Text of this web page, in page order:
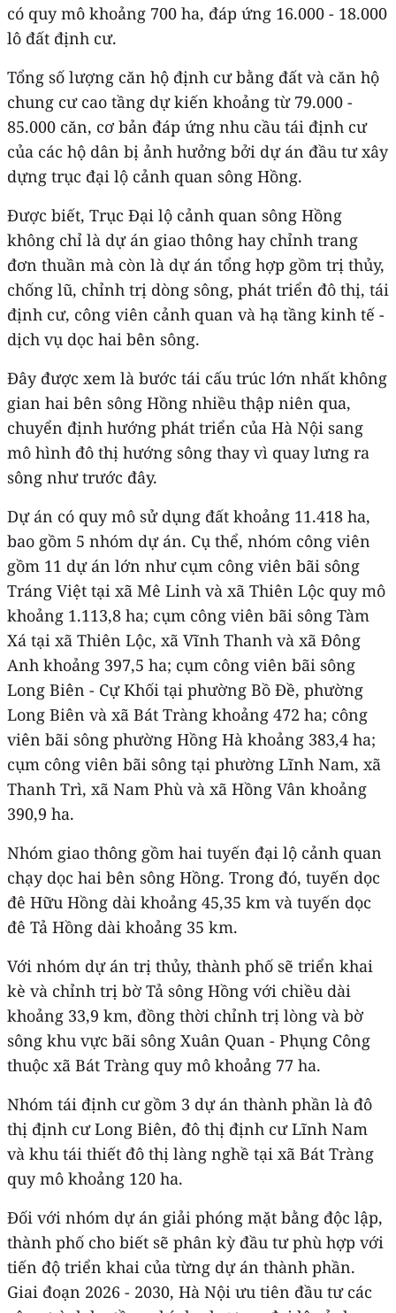
có quy mô khoảng 700 ha, đáp ứng 16.000 - 18.000
lô đất định cư.
Tổng số lượng căn hộ định cư bằng đất và căn hộ
chung cư cao tầng dự kiến khoảng từ 79.000 -
85.000 căn, cơ bản đáp ứng nhu cầu tái định cư
của các hộ dân bị ảnh hưởng bởi dự án đầu tư xây
dựng trục đại lộ cảnh quan sông Hồng.
Được biết, Trục Đại lộ cảnh quan sông Hồng
không chỉ là dự án giao thông hay chỉnh trang
đơn thuần mà còn là dự án tổng hợp gồm trị thủy,
chống lũ, chỉnh trị dòng sông, phát triển đô thị, tái
định cư, công viên cảnh quan và hạ tầng kinh tế -
dịch vụ dọc hai bên sông.
Đây được xem là bước tái cấu trúc lớn nhất không
gian hai bên sông Hồng nhiều thập niên qua,
chuyển định hướng phát triển của Hà Nội sang
mô hình đô thị hướng sông thay vì quay lưng ra
sông như trước đây.
Dự án có quy mô sử dụng đất khoảng 11.418 ha,
bao gồm 5 nhóm dự án. Cụ thể, nhóm công viên
gồm 11 dự án lớn như cụm công viên bãi sông
Tráng Việt tại xã Mê Linh và xã Thiên Lộc quy mô
khoảng 1.113,8 ha; cụm công viên bãi sông Tàm
Xá tại xã Thiên Lộc, xã Vĩnh Thanh và xã Đông
Anh khoảng 397,5 ha; cụm công viên bãi sông
Long Biên - Cự Khối tại phường Bồ Đề, phường
Long Biên và xã Bát Tràng khoảng 472 ha; công
viên bãi sông phường Hồng Hà khoảng 383,4 ha;
cụm công viên bãi sông tại phường Lĩnh Nam, xã
Thanh Trì, xã Nam Phù và xã Hồng Vân khoảng
390,9 ha.
Nhóm giao thông gồm hai tuyến đại lộ cảnh quan
chạy dọc hai bên sông Hồng. Trong đó, tuyến dọc
đê Hữu Hồng dài khoảng 45,35 km và tuyến dọc
đê Tả Hồng dài khoảng 35 km.
Với nhóm dự án trị thủy, thành phố sẽ triển khai
kè và chỉnh trị bờ Tả sông Hồng với chiều dài
khoảng 33,9 km, đồng thời chỉnh trị lòng và bờ
sông khu vực bãi sông Xuân Quan - Phụng Công
thuộc xã Bát Tràng quy mô khoảng 77 ha.
Nhóm tái định cư gồm 3 dự án thành phần là đô
thị định cư Long Biên, đô thị định cư Lĩnh Nam
và khu tái thiết đô thị làng nghề tại xã Bát Tràng
quy mô khoảng 120 ha.
Đối với nhóm dự án giải phóng mặt bằng độc lập,
thành phố cho biết sẽ phân kỳ đầu tư phù hợp với
tiến độ triển khai của từng dự án thành phần.
Giai đoạn 2026 - 2030, Hà Nội ưu tiên đầu tư các